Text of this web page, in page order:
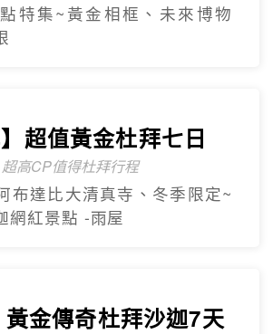
特集~黃金相框、未來博物
】超值黃金杜拜七日
超高CP值得杜拜行程
布達比大清真寺、冬季限定~
網紅景點 -⾬屋
黃金傳奇杜拜沙迦7天